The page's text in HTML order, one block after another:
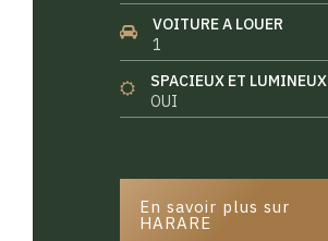
VOITURE A LOUER
1
SPACIEUX ET LUMINEUX
OUI
En savoir plus sur
HARARE